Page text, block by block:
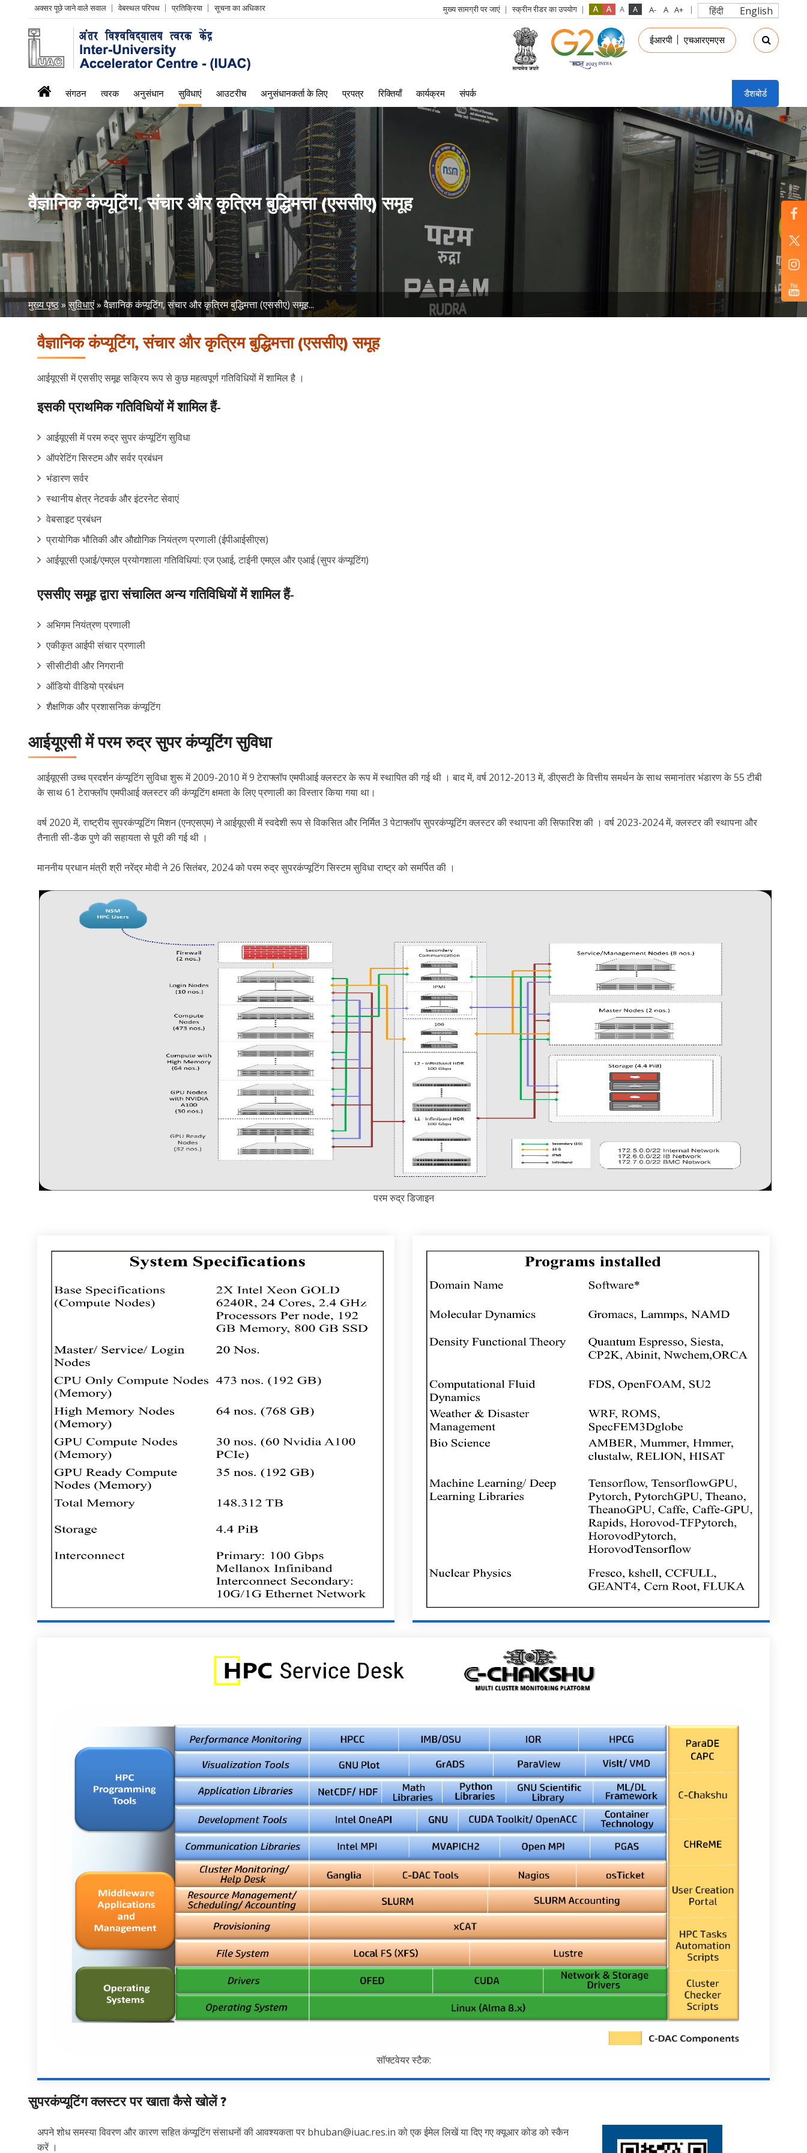
Header
Left
menu
अक्सर पूछे जाने वाले सवाल वेबस्थल परिपथ प्रतिक्रिया सूचना का अधिकार मुख्य सामग्री पर जाएं स्क्रीन रीडर का उपयोग हिंदी English
login
menu
ईआरपी एचआरएमएस
iuac
menu
संगठन त्वरक अनुसंधान सुविधाएं आउटरीच अनुसंधानकर्ता के लिए प्रपत्र रिक्तियाँ कार्यक्रम संपर्क डैशबोर्ड
वैज्ञानिक कंप्यूटिंग, संचार और कृत्रिम बुद्धिमत्ता (एससीए) समूह
Breadcrumb
मुख्य पृष्ठ सुविधाएं वैज्ञानिक कंप्यूटिंग, संचार और कृत्रिम बुद्धिमत्ता (एससीए) समूह...
वैज्ञानिक कंप्यूटिंग, संचार और कृत्रिम बुद्धिमत्ता (एससीए) समूह
आईयूएसी में एससीए समूह सक्रिय रूप से कुछ महत्वपूर्ण गतिविधियों में शामिल है ।
इसकी प्राथमिक गतिविधियों में शामिल हैं-
आईयूएसी में परम रुद्र सुपर कंप्यूटिंग सुविधा
ऑपरेटिंग सिस्टम और सर्वर प्रबंधन
भंडारण सर्वर
स्थानीय क्षेत्र नेटवर्क और इंटरनेट सेवाएं
वेबसाइट प्रबंधन
प्रायोगिक भौतिकी और औद्योगिक नियंत्रण प्रणाली (ईपीआईसीएस)
आईयूएसी एआई/एमएल प्रयोगशाला गतिविधियां: एज एआई, टाईनी एमएल और एआई (सुपर कंप्यूटिंग)
एससीए समूह द्वारा संचालित अन्य गतिविधियों में शामिल हैं-
अभिगम नियंत्रण प्रणाली
एकीकृत आईपी संचार प्रणाली
सीसीटीवी और निगरानी
ऑडियो वीडियो प्रबंधन
शैक्षणिक और प्रशासनिक कंप्यूटिंग
आईयूएसी में परम रुद्र सुपर कंप्यूटिंग सुविधा
आईयूएसी उच्च प्रदर्शन कंप्यूटिंग सुविधा शुरू में 2009-2010 में 9 टेराफ्लॉप एमपीआई क्लस्टर के रूप में स्थापित की गई थी । बाद में, वर्ष 2012-2013 में, डीएसटी के वित्तीय समर्थन के साथ समानांतर भंडारण के 55 टीबी
के साथ 61 टेराफ्लॉप एमपीआई क्लस्टर की कंप्यूटिंग क्षमता के लिए प्रणाली का विस्तार किया गया था।
वर्ष 2020 में, राष्ट्रीय सुपरकंप्यूटिंग मिशन (एनएसएम) ने आईयूएसी में स्वदेशी रूप से विकसित और निर्मित 3 पेटाफ्लॉप सुपरकंप्यूटिंग क्लस्टर की स्थापना की सिफारिश की । वर्ष 2023-2024 में, क्लस्टर की स्थापना और
तैनाती सी-डैक पुणे की सहायता से पूरी की गई थी ।
माननीय प्रधान मंत्री श्री नरेंद्र मोदी ने 26 सितंबर, 2024 को परम रुद्र सुपरकंप्यूटिंग सिस्टम सुविधा राष्ट्र को समर्पित की ।
परम रुद्र डिजाइन
सॉफ्टवेयर स्टैक:
सुपरकंप्यूटिंग क्लस्टर पर खाता कैसे खोलें ?
अपने शोध समस्या विवरण और कारण सहित कंप्यूटिंग संसाधनों की आवश्यकता पर bhuban@iuac.res.in को एक ईमेल लिखें या दिए गए क्यूआर कोड को स्कैन
करें ।